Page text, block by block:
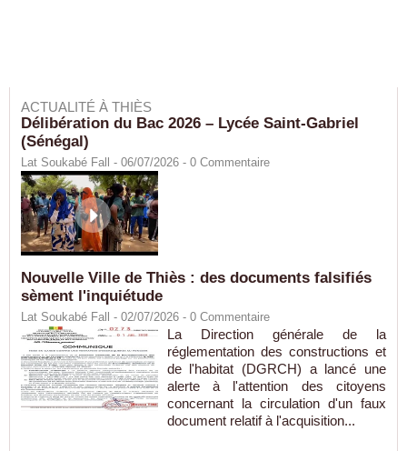
ACTUALITÉ À THIÈS
Délibération du Bac 2026 – Lycée Saint-Gabriel
(Sénégal)
Lat Soukabé Fall - 06/07/2026 - 0 Commentaire
Nouvelle Ville de Thiès : des documents falsifiés
sèment l'inquiétude
Lat Soukabé Fall - 02/07/2026 - 0 Commentaire
La Direction générale de la
réglementation des constructions et
de l'habitat (DGRCH) a lancé une
alerte à l'attention des citoyens
concernant la circulation d'un faux
document relatif à l'acquisition...